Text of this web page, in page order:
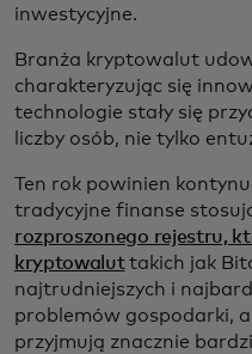
inwestycyjne.
Branża kryptowalut
charakteryzując się
technologie stały się
liczby osób, nie tylko
Ten rok powinien
tradycyjne finanse
rozproszonego rejestru,
kryptowaluttakich jak
najtrudniejszych i
problemów gospodarki,
przyjmują znacznie